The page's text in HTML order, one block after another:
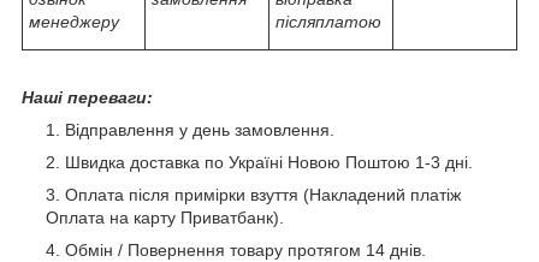
менеджеру
післяплатою
Наші переваги:
Відправлення у день замовлення.
Швидка доставка по Україні Новою Поштою 1-3 дні.
Оплата після примірки взуття (Накладений платіж
Оплата на карту Приватбанк).
Обмін / Повернення товару протягом 14 днів.